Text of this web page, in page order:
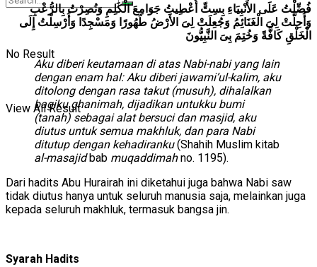
No Result
View All Result
فُضِّلْتُ عَلَى الأَنْبِيَاءِ بِسِتٍّ أُعْطِيتُ جَوَامِعَ الْكَلِمِ وَنُصِرْتُ بِالرُّعْبِ
وَأُحِلَّتْ لِىَ الْغَنَائِمُ وَجُعِلَتْ لِىَ الأَرْضُ طَهُورًا وَمَسْجِدًا وَأُرْسِلْتُ إِلَى
الْخَلْقِ كَافَّةً وَخُتِمَ بِىَ النَّبِيُّونَ
Aku diberi keutamaan di atas Nabi-nabi yang lain
dengan enam hal: Aku diberi jawami’ul-kalim, aku
ditolong dengan rasa takut (musuh), dihalalkan
bagiku ghanimah, dijadikan untukku bumi
(tanah) sebagai alat bersuci dan masjid, aku
diutus untuk semua makhluk, dan para Nabi
ditutup dengan kehadiranku(Shahih Muslim kitab
al-masajid bab muqaddimahno. 1195).
Dari hadits Abu Hurairah ini diketahui juga bahwa Nabi saw
tidak diutus hanya untuk seluruh manusia saja, melainkan juga
kepada seluruh makhluk, termasuk bangsa jin.
Syarah Hadits